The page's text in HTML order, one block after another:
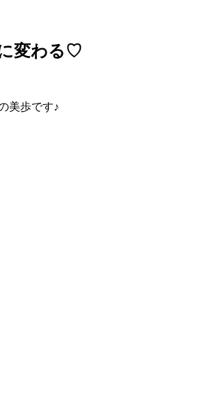
変わる♡
美歩です♪